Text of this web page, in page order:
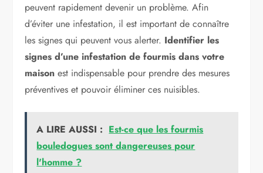
peuvent rapidement devenir un problème. Afin
d’éviter une infestation, il est important de connaître
les signes qui peuvent vous alerter. Identifier les
signes d’une infestation de fourmis dans votre
maison est indispensable pour prendre des mesures
préventives et pouvoir éliminer ces nuisibles.
A LIRE AUSSI : Est-ce que les fourmis
bouledogues sont dangereuses pour
l'homme ?